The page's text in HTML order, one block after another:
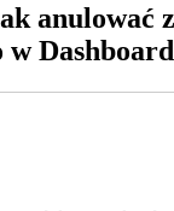
anulować
w Dashboard